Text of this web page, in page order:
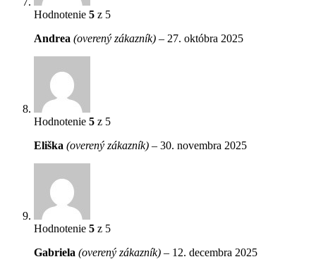
Hodnotenie 5 z 5
Andrea (overený zákazník) – 27. októbra 2025
Hodnotenie 5 z 5
Eliška (overený zákazník) – 30. novembra 2025
Hodnotenie 5 z 5
Gabriela (overený zákazník) – 12. decembra 2025